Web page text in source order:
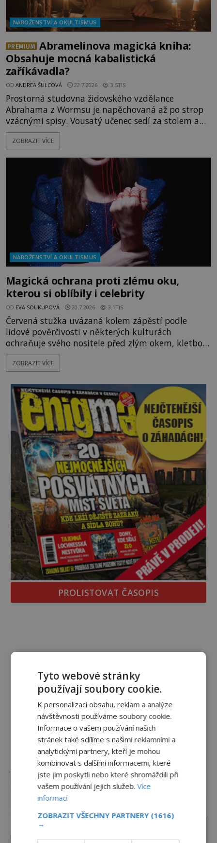
NÁBOŽENSTVÍ A OKULTISMUS
PREMIUM
Abramelinova magická kniha:
Obsahuje mocná kabalistická
zaříkávadla?
OD ANDREA ŠULCOVÁ 22.7.2026 3.5TIS
Prostorná studovna židovského vzdělance
Abrahama z Wormsu je napěchovaná až po strop
vzácnými spisy. Vousatý učenec sedí za stolem a
před sebou má rozložený jeden z nejzáhadnějších
magických textů. Jde o Abramelinův grimoár, který
kouzla, jak si někteří myslí, nebo jde o pouhou
pověru? Už šest měsíců pobývá
ZOBRAZIT VÍCE
NÁBOŽENSTVÍ A OKULTISMUS
Magická ochrana proti zlému oku,
kterou si oblíbily i celebrity
OD EVA SOUKUPOVÁ 20.7.2026 3.1TIS
Červená stužka uvázaná kolem zápěstí podle
lidové pověrčivosti v některých kulturách
ochraňuje svého nositele před zlým okem, kletbou,
která může přivodit neštěstí či nemoc. S tímto
nenápadným symbolem magické ochrany lze
nebo Leonarda DiCapria. Na Blízkém východě a v
židovských komunitách po celém světě, je
ZOBRAZIT VÍCE
PROLISTOVAT ČASOPIS
Tyto webové stránky
používají soubory cookie.
K personalizaci obsahu, reklam a analýze
návštěvnosti používáme soubory cookie.
Informace o vašem používání našich
stránek také sdílíme s našimi reklamními a
analytickými partnery, kteří je mohou
kombinovat s dalšími informacemi, které
jste jim poskytli nebo které shromáždili při
vašem používání jejich služeb.Více
informací
ZOBRAZIT VŠECHNY PARTNERY (1616)
→